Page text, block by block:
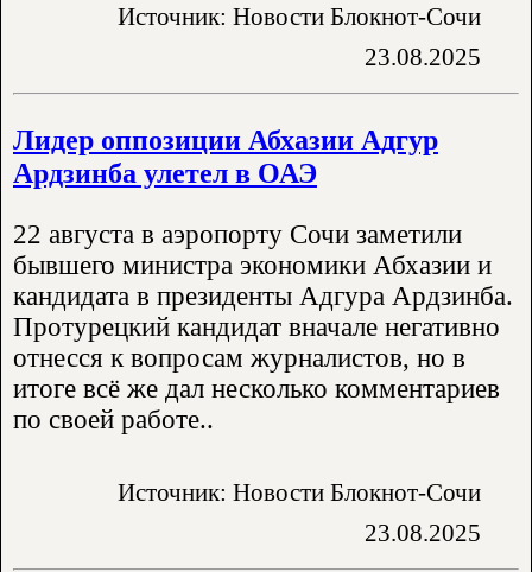
Источник: Новости Блокнот-Сочи
23.08.2025
Лидер оппозиции Абхазии Адгур
Ардзинба улетел в ОАЭ
22 августа в аэропорту Сочи заметили
бывшего министра экономики Абхазии и
кандидата в президенты Адгура Ардзинба.
Протурецкий кандидат вначале негативно
отнесся к вопросам журналистов, но в
итоге всё же дал несколько комментариев
по своей работе..
Источник: Новости Блокнот-Сочи
23.08.2025